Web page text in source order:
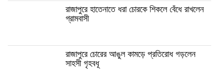
রাজাপুরে হাতেনাতে ধরা চোরকে শিকলে বেঁধে রাখলেন
গ্রামবাসী
রাজাপুরে চোরের আঙুল কামড়ে প্রতিরোধ গড়লেন
সাহসী গৃহবধূ